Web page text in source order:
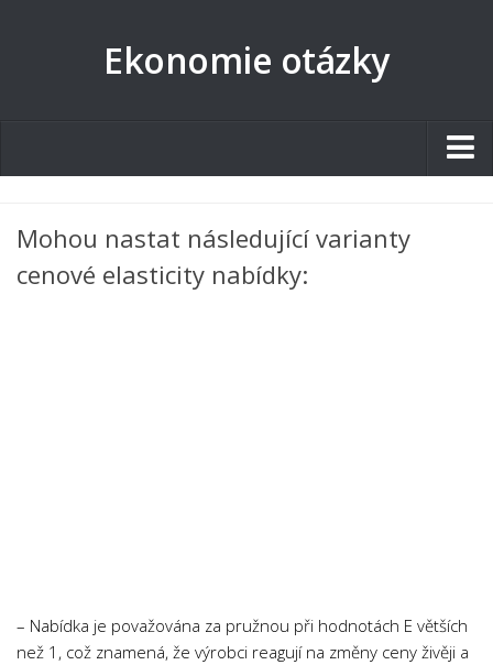
Ekonomie otázky
Tematické okruhy
Angličtina
Ekonomie
Mohou nastat následující varianty
cenové elasticity nabídky:
– Nabídka je považována za pružnou při hodnotách E větších
než 1, což znamená, že výrobci reagují na změny ceny živěji a